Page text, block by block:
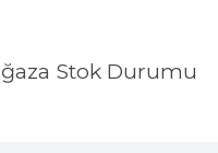
Stok Durumu